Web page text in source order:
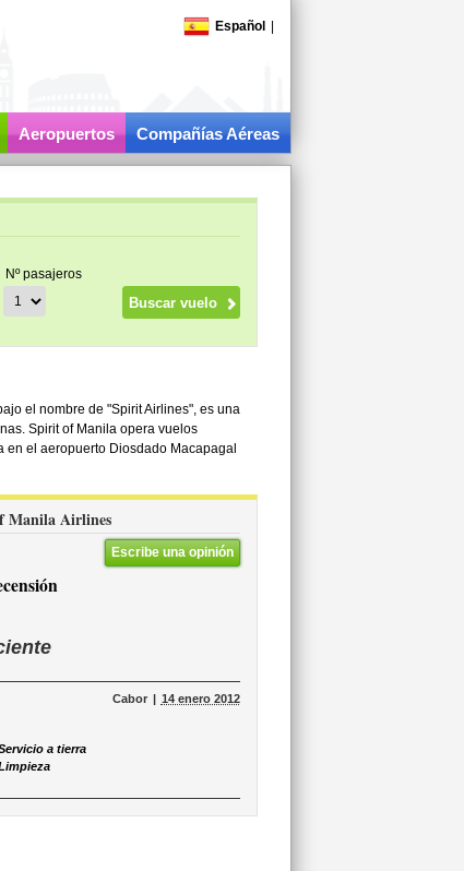
Español
Aeropuertos Compañías Aéreas
Nº pasajeros
el nombre de "Spirit Airlines", es una
Spirit of Manila opera vuelos
el aeropuerto Diosdado Macapagal
Manila Airlines
Escribe una opinión
Cabor 14 enero 2012
a tierra